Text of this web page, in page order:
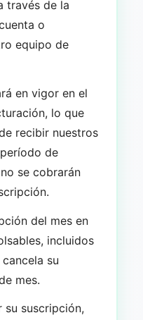
través de la
o
equipo de
en vigor en el
lo que
recibir nuestros
de
se cobrarán
del mes en
incluidos
su
mes.
su suscripción,